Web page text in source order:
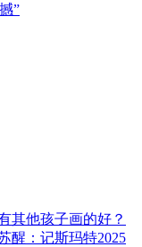
”
其他孩子画的好？
醒：记斯玛特2025